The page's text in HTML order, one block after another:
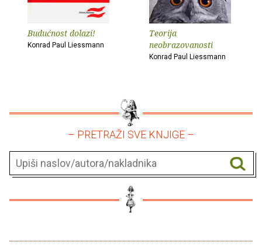
Budućnost dolazi!
Konrad Paul Liessmann
Teorija
neobrazovanosti
Konrad Paul Liessmann
– PRETRAŽI SVE KNJIGE –